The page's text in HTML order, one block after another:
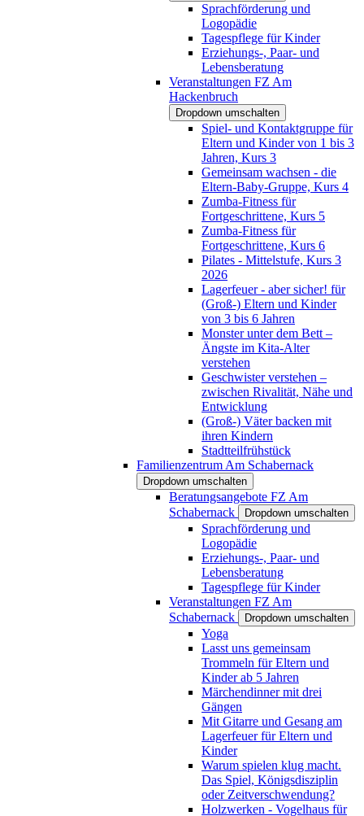
Sprachförderung und
Logopädie
Tagespflege für Kinder
Erziehungs-, Paar- und
Lebensberatung
Veranstaltungen FZ Am
Hackenbruch
Dropdown umschalten
Spiel- und Kontaktgruppe für
Eltern und Kinder von 1 bis 3
Jahren, Kurs 3
Gemeinsam wachsen - die
Eltern-Baby-Gruppe, Kurs 4
Zumba-Fitness für
Fortgeschrittene, Kurs 5
Zumba-Fitness für
Fortgeschrittene, Kurs 6
Pilates - Mittelstufe, Kurs 3
2026
Lagerfeuer - aber sicher! für
(Groß-) Eltern und Kinder
von 3 bis 6 Jahren
Monster unter dem Bett –
Ängste im Kita-Alter
verstehen
Geschwister verstehen –
zwischen Rivalität, Nähe und
Entwicklung
(Groß-) Väter backen mit
ihren Kindern
Stadtteilfrühstück
Familienzentrum Am Schabernack
Dropdown umschalten
Beratungsangebote FZ Am
Schabernack
Dropdown umschalten
Sprachförderung und
Logopädie
Erziehungs-, Paar- und
Lebensberatung
Tagespflege für Kinder
Veranstaltungen FZ Am
Schabernack
Dropdown umschalten
Yoga
Lasst uns gemeinsam
Trommeln für Eltern und
Kinder ab 5 Jahren
Märchendinner mit drei
Gängen
Mit Gitarre und Gesang am
Lagerfeuer für Eltern und
Kinder
Warum spielen klug macht.
Das Spiel, Königsdisziplin
oder Zeitverschwendung?
Holzwerken - Vogelhaus für